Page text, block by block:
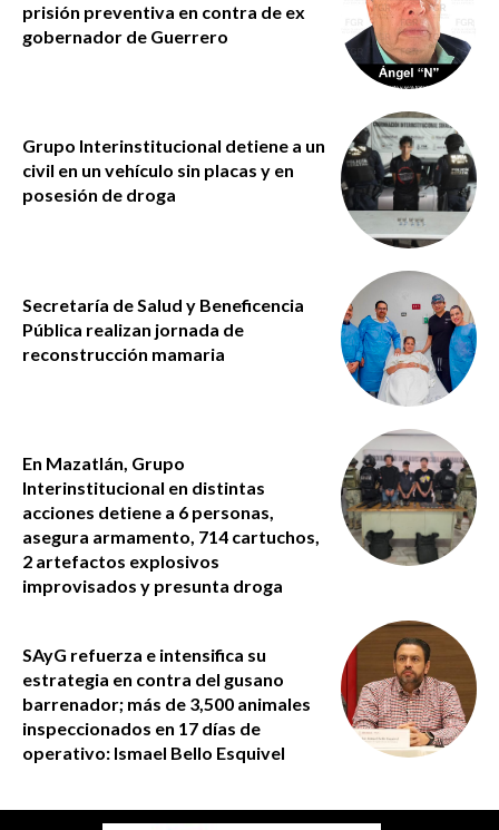
prisión preventiva en contra de ex
gobernador de Guerrero
Grupo Interinstitucional detiene a un
civil en un vehículo sin placas y en
posesión de droga
Secretaría de Salud y Beneficencia
Pública realizan jornada de
reconstrucción mamaria
En Mazatlán, Grupo
Interinstitucional en distintas
acciones detiene a 6 personas,
asegura armamento, 714 cartuchos,
2 artefactos explosivos
improvisados y presunta droga
SAyG refuerza e intensifica su
estrategia en contra del gusano
barrenador; más de 3,500 animales
inspeccionados en 17 días de
operativo: Ismael Bello Esquivel